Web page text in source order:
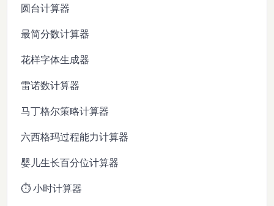
圆台计算器
最简分数计算器
花样字体生成器
雷诺数计算器
马丁格尔策略计算器
六西格玛过程能力计算器
婴儿生长百分位计算器
⏱️ 小时计算器